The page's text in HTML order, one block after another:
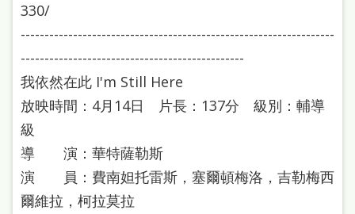
北
通
情
系
English
日
330/
------------------------------------------------------------------
-----------------------------------------------
我依然在此 I'm Still Here
放映時間：4月14日 片長：137分 級別：輔導
級
導 演：華特薩勒斯
演 員：費南妲托雷斯，塞爾頓梅洛，吉勒梅西
爾維拉，柯拉莫拉